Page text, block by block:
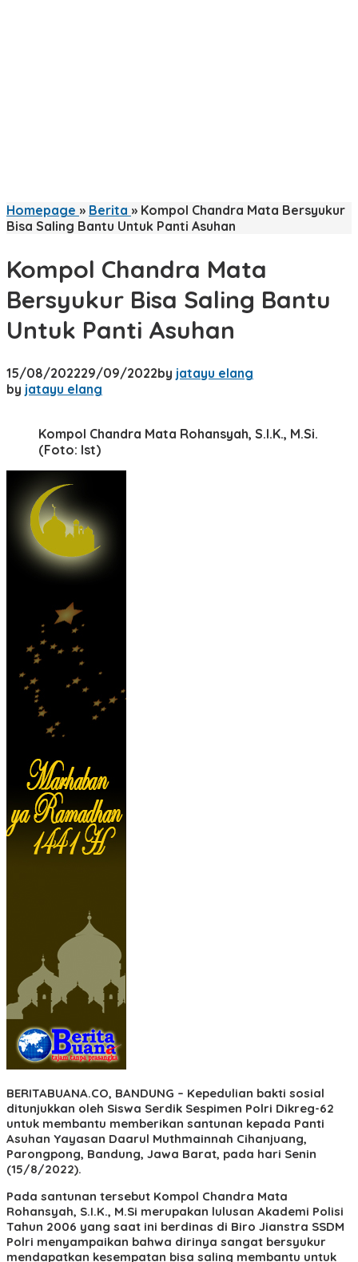
Homepage » Berita » Kompol Chandra Mata Bersyukur
Bisa Saling Bantu Untuk Panti Asuhan
Kompol Chandra Mata
Bersyukur Bisa Saling Bantu
Untuk Panti Asuhan
15/08/202229/09/2022by jatayu elang
by jatayu elang
Kompol Chandra Mata Rohansyah, S.I.K., M.Si.
(Foto: Ist)
BERITABUANA.CO, BANDUNG – Kepedulian bakti sosial
ditunjukkan oleh Siswa Serdik Sespimen Polri Dikreg-62
untuk membantu memberikan santunan kepada Panti
Asuhan Yayasan Daarul Muthmainnah Cihanjuang,
Parongpong, Bandung, Jawa Barat, pada hari Senin
(15/8/2022).
Pada santunan tersebut Kompol Chandra Mata
Rohansyah, S.I.K., M.Si merupakan lulusan Akademi Polisi
Tahun 2006 yang saat ini berdinas di Biro Jianstra SSDM
Polri menyampaikan bahwa dirinya sangat bersyukur
mendapatkan kesempatan bisa saling membantu untuk